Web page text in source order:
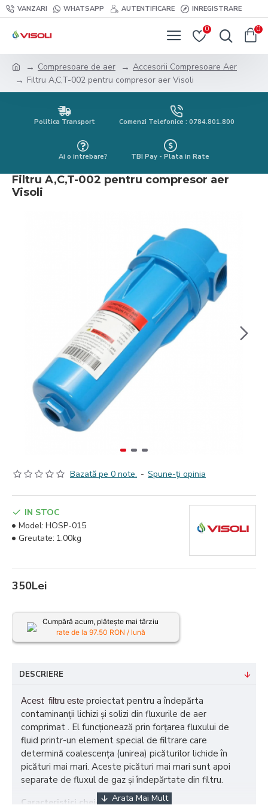
VANZARI WHATSAPP AUTENTIFICARE INREGISTRARE
0 0
Compresoare de aer
Accesorii Compresoare Aer
Filtru A,C,T-002 pentru compresor aer Visoli
Politica Transport Comenzi Telefonice : 0784.801.800
Ai o intrebare? TBI Pay - Plata in Rate
Filtru A,C,T-002 pentru compresor aer
Visoli
Bazată pe 0 note. - Spune-ţi opinia
350Lei
IN STOC
Model: HOSP-015
Greutate: 1.00kg
Cumpără acum, plătește mai târziu
rate de la 97.50 RON / lună
DESCRIERE
Acest filtru este proiectat pentru a îndepărta
contaminanții lichizi și solizi din fluxurile de aer
comprimat . El funcționează prin forțarea fluxului de
fluid printr-un element special de filtrare care
determină coalescența (unirea) picăturilor lichide în
picături mai mari. Aceste picături mai mari sunt apoi
separate de fluxul de gaz și îndepărtate din filtru.
Caracteristici cheie ale filtrului: